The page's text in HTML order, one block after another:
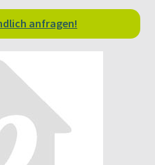
anfragen!